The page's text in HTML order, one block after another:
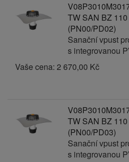
TW SAN BZ
(PN00/PD02)
Sanační vpust
s integrovanou
Vaše cena: 2 670,00 Kč
TW SAN BZ
(PN00/PD03)
Sanační vpust
s integrovanou